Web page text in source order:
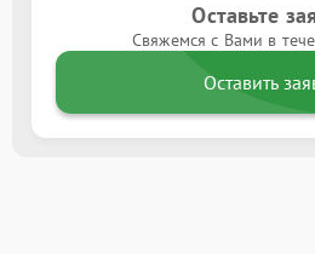
Оставьте
Свяжемся с Вами в
Оставить